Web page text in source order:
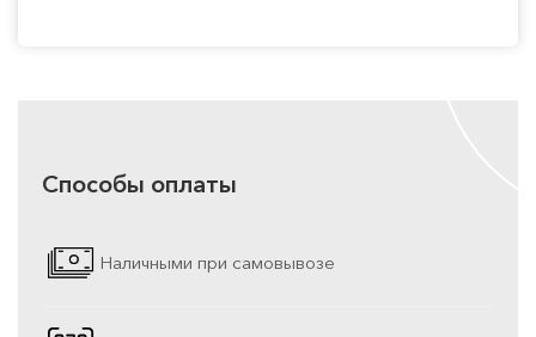
Способы оплаты
Наличными при самовывозе